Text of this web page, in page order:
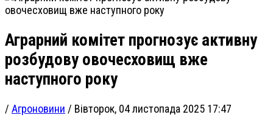
Аграрний комітет прогнозує активну
розбудову овочесховищ вже
наступного року
/ Агроновини / Вівторок, 04 листопада 2025 17:47